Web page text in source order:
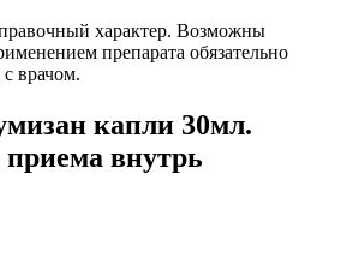
характер. Возможны
препарата обязательно
с врачом.
капли 30мл.
внутрь